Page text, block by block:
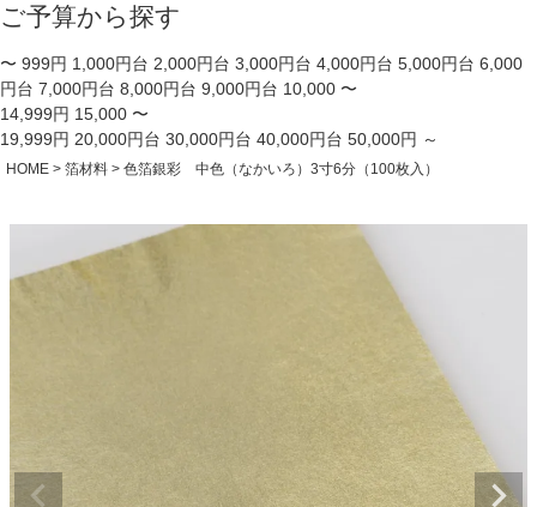
ご予算から探す
〜 999円 1,000円台 2,000円台 3,000円台 4,000円台 5,000円台 6,000
円台 7,000円台 8,000円台 9,000円台 10,000 〜
14,999円 15,000 〜
19,999円 20,000円台 30,000円台 40,000円台 50,000円 ～
HOME 箔材料 色箔銀彩 中色（なかいろ）3寸6分（100枚入）